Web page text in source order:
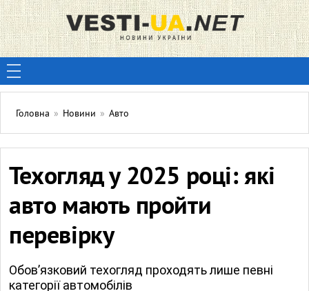
Головна » Новини » Авто
Техогляд у 2025 році: які
авто мають пройти
перевірку
Обов’язковий техогляд проходять лише певні
категорії автомобілів